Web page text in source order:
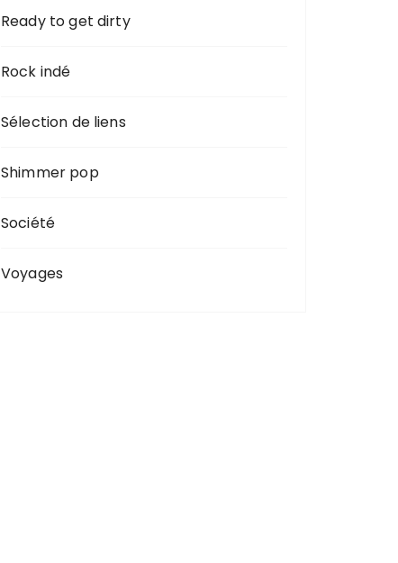
Ready to get dirty
Rock indé
Sélection de liens
Shimmer pop
Société
Voyages